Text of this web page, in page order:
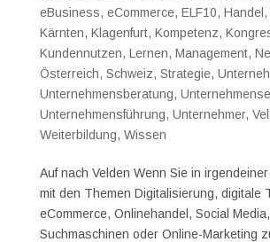
eBusiness, eCommerce, ELF10, Handel ,
Kärnten, Klagenfurt, Kompetenz,
Kundennutzen, Lernen, Management,
Österreich, Schweiz, Strategie,
Unternehmensberatung,
Unternehmensführung, Unternehmer,
Weiterbildung, Wissen
Auf nach Velden Wenn Sie in
mit den Themen Digitalisierung, digitale
eCommerce, Onlinehandel, Social Media,
Suchmaschinen oder Online-Marketing